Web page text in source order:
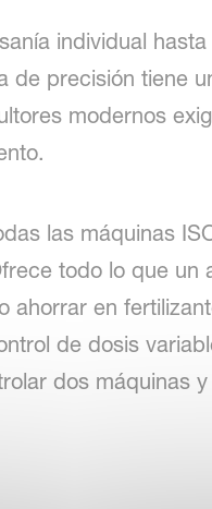
individual
precisión tiene
modernos
las máquinas
todo lo que un
en
de dosis
dos máquinas